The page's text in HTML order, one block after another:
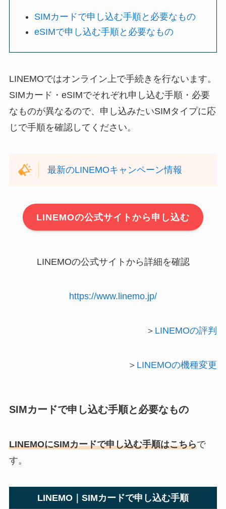
SIMカードで申し込む手順と必要なもの
eSIMで申し込む手順と必要なもの
LINEMOではオンライン上で手続きを行ないます。
SIMカード・eSIMでそれぞれ申し込む手順・必要
なものが異なるので、申し込みたいSIMタイプに応
じで手順を確認してください。
最新のLINEMOキャンペーン情報
LINEMOの公式サイトから申し込む
LINEMOの公式サイトから詳細を確認
https://www.linemo.jp/
＞ LINEMOの評判
＞ LINEMOの機種変更
SIMカードで申し込む手順と必要なもの
LINEMOにSIMカードで申し込む手順はこちらで
す。
LINEMO｜SIMカードで申し込む手順